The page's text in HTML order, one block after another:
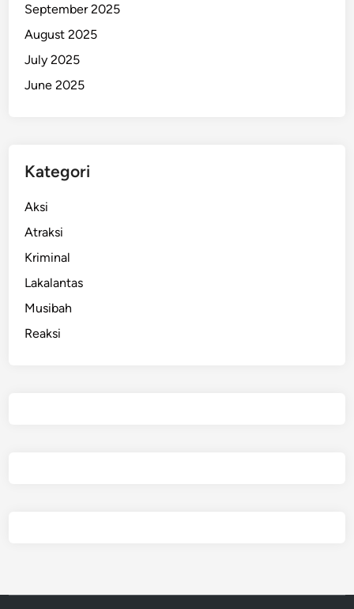
September 2025
August 2025
July 2025
June 2025
Kategori
Aksi
Atraksi
Kriminal
Lakalantas
Musibah
Reaksi